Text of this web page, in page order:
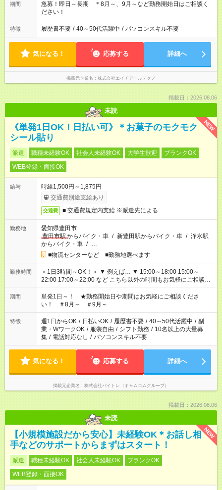
期間
急募！即日～長期 ＊8月～、9月～など勤務開始日はご相談く
ださい！
特徴 履歴書不要 / 40～50代活躍中 / パソコンスキル不要
気になる！ 応募する 詳細へ
掲載元企業名 株式会社エイチアールテクノ
掲載日：2026.08.06
未読
NEW
《単発1日OK！日払い可》＊お菓子のモクモク
シール貼り
派遣 職種未経験OK 社会人未経験OK 大学生歓迎
ブランクOK
WEB登録・面接OK
給与
時給1,500円～1,875円
交通費別途支給あり
交通費 ■ 交通費規定内支給 ※派遣先による
勤務地
愛知県豊田市
豊田市駅からバイク・車 / 新豊田駅からバイク・車 / 浄水駅
からバイク・車 / …
■物流センターなど ■勤務地選べます
勤務時間
＜1日3時間～OK！＞ ▼ 例えば… ▼ 15:00～18:00 15:00～
22:00 17:00～22:00 など こちら以外の時間もお気軽にご相談く
ださい！
期間
単発1日～！ ★勤務開始日や期間はお気軽にご相談くださ
い！ ＃8月～ ＃9月～
特徴 週1日からOK / 日払いOK / 履歴書不要 / 40～50代活躍中 / 副
業・WワークOK / 服装自由 / シフト勤務 / 10名以上の大量募
集 / 電話対応なし / パソコンスキル不要
気になる！ 応募する 詳細へ
掲載元企業名 株式会社バイトレ（キャムコムグループ）
掲載日：2026.08.06
未読
NEW
【小規模施設だから安心】未経験OK＊お話し相
手などのサポートからまずはスタート！
派遣 職種未経験OK 社会人未経験OK
ブランクOK
WEB登録・面接OK